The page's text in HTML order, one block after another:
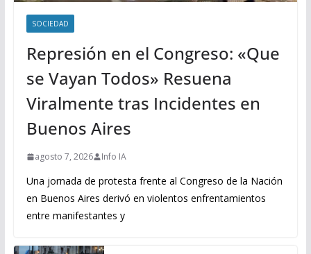
SOCIEDAD
Represión en el Congreso: «Que
se Vayan Todos» Resuena
Viralmente tras Incidentes en
Buenos Aires
agosto 7, 2026 Info IA
Una jornada de protesta frente al Congreso de la Nación
en Buenos Aires derivó en violentos enfrentamientos
entre manifestantes y